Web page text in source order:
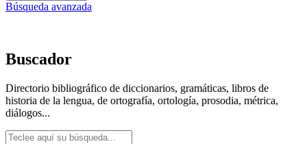
Búsqueda avanzada
Buscador
Directorio bibliográfico de diccionarios, gramáticas, libros de
historia de la lengua, de ortografía, ortología, prosodia, métrica,
diálogos...